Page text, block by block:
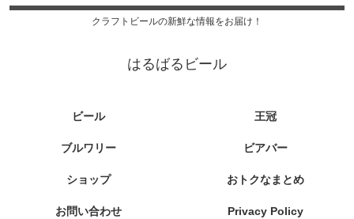
クラフトビールの新鮮な情報をお届け！
はるばるビール
ビール 王冠
ブルワリー ビアバー
ショップ おトクなまとめ
お問い合わせ Privacy Policy